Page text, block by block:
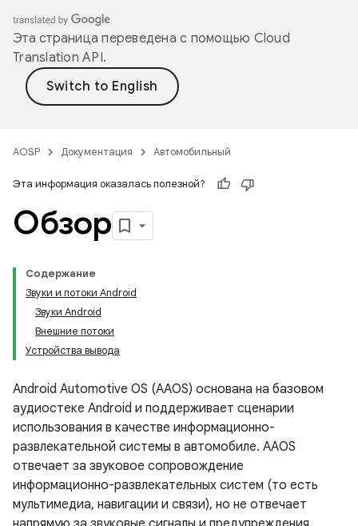
Эта страница переведена с помощью Cloud
Translation API.
AOSP Документация Автомобильный
Эта информация оказалась полезной?
Обзор
Содержание
Звуки и потоки Android
Звуки Android
Внешние потоки
Устройства вывода
Android Automotive OS (AAOS) основана на базовом
аудиостеке Android и поддерживает сценарии
использования в качестве информационно-
развлекательной системы в автомобиле. AAOS
отвечает за звуковое сопровождение
информационно-развлекательных систем (то есть
мультимедиа, навигации и связи), но не отвечает